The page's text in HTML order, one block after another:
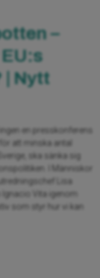
–
| Nytt
en presskonferens
att minska antal
ska sänka sig
I Människor
Lisa
Vita igenom
som styr hur vi kan